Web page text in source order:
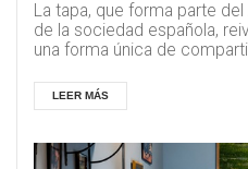
La tapa, que forma parte
de la sociedad española,
una forma única de
LEER MÁS